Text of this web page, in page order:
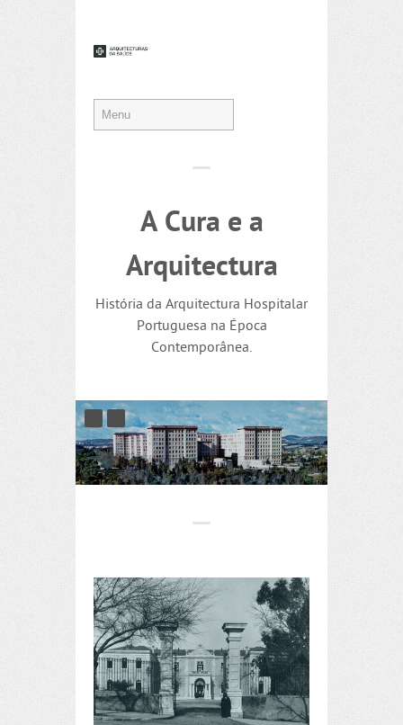
A Cura e a
Arquitectura
História da Arquitectura Hospitalar
Portuguesa na Época
Contemporânea.